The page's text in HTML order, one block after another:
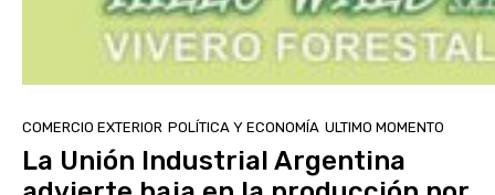
COMERCIO EXTERIOR POLÍTICA Y ECONOMÍA ULTIMO MOMENTO
La Unión Industrial Argentina